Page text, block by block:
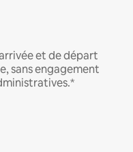
et de départ
sans engagement